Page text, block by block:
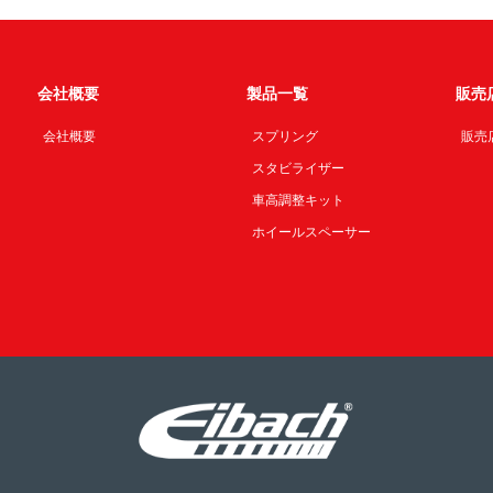
会社概要
会社概要
製品一覧
スプリング
スタビライザー
車高調整キット
ホイールスペーサー
販売
販売